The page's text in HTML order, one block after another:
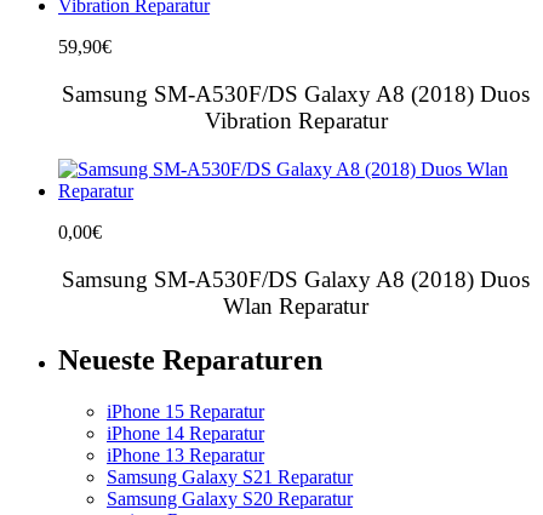
59,90€
Samsung SM-A530F/DS Galaxy A8 (2018) Duos
Vibration Reparatur
0,00€
Samsung SM-A530F/DS Galaxy A8 (2018) Duos
Wlan Reparatur
Neueste Reparaturen
iPhone 15 Reparatur
iPhone 14 Reparatur
iPhone 13 Reparatur
Samsung Galaxy S21 Reparatur
Samsung Galaxy S20 Reparatur